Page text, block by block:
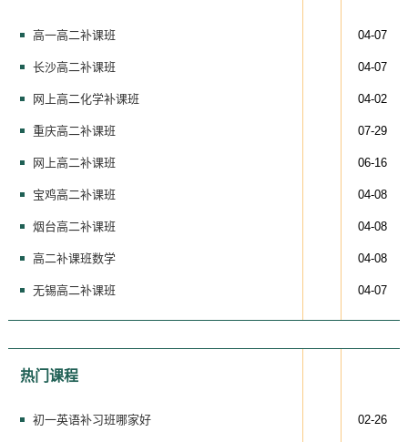
高一高二补课班 04-07
长沙高二补课班 04-07
网上高二化学补课班 04-02
重庆高二补课班 07-29
网上高二补课班 06-16
宝鸡高二补课班 04-08
烟台高二补课班 04-08
高二补课班数学 04-08
无锡高二补课班 04-07
热门课程
初一英语补习班哪家好 02-26